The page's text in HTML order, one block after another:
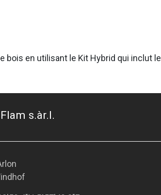
bois en utilisant le Kit Hybrid qui inclut le
s.àr.l.